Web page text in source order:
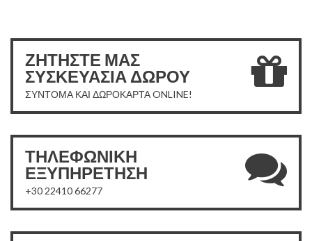
ΖΗΤΗΣΤΕ ΜΑΣ
ΣΥΣΚΕΥΑΣΙΑ ΔΩΡΟΥ
ΣΥΝΤΟΜΑ ΚΑΙ ΔΩΡΟΚΑΡΤΑ ONLINE!
ΤΗΛΕΦΩΝΙΚΗ
ΕΞΥΠΗΡΕΤΗΣΗ
+30 22410 66277